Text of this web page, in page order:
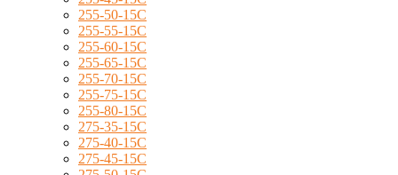
255-50-15C
255-55-15C
255-60-15C
255-65-15C
255-70-15C
255-75-15C
255-80-15C
275-35-15C
275-40-15C
275-45-15C